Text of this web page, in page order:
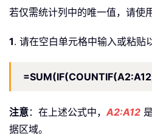
若仅需统计列中的唯一值，请使
1. 请在空白单元格中输入或粘贴
注意：在上述公式中， A2:A12
据区域。